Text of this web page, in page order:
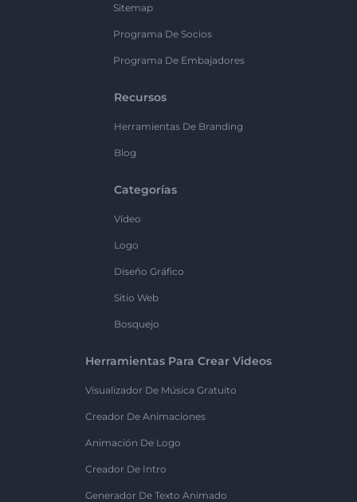
Sitemap
Programa De Socios
Programa De Embajadores
Recursos
Herramientas De Branding
Blog
Categorías
Vídeo
Logo
Diseño Gráfico
Sitio Web
Bosquejo
Herramientas Para Crear Videos
Visualizador De Música Gratuito
Creador De Animaciones
Animación De Logo
Creador De Intro
Generador De Texto Animado